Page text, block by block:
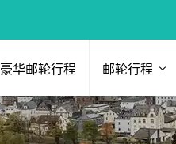
豪华邮轮行程 邮轮行程